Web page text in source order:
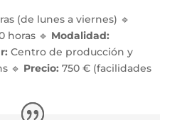
(de lunes a viernes) 🔹
horas 🔹 Modalidad:
Centro de producción y
🔹 Precio: 750 € (facilidades